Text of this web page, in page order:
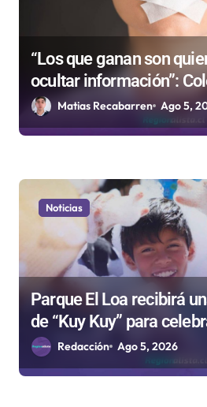
s
“Los que ganan son
ocultar información”:
Periodistas cuestiona la
2.0”
Matias Recabarren Ago 5,
Noticias
Parque El Loa recibirá
de “Kuy Kuy” para
NiñoRedacción Ago 5, 2026